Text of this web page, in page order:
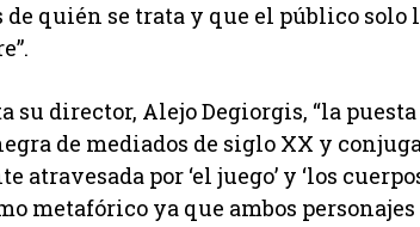
de quién se trata y que el público
su director, Alejo Degiorgis, “la
de mediados de siglo XX y
atravesada por ‘el juego’ y ‘los
metafórico ya que ambos